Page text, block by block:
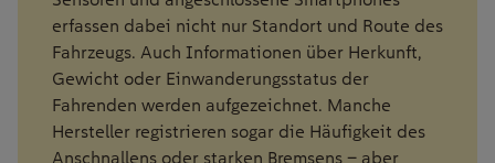
erfassen dabei nicht nur Standort und Route des
Fahrzeugs. Auch Informationen über Herkunft,
Gewicht oder Einwanderungsstatus der
Fahrenden werden aufgezeichnet. Manche
Hersteller registrieren sogar die Häufigkeit des
Anschnallens oder starken Bremsens – aber